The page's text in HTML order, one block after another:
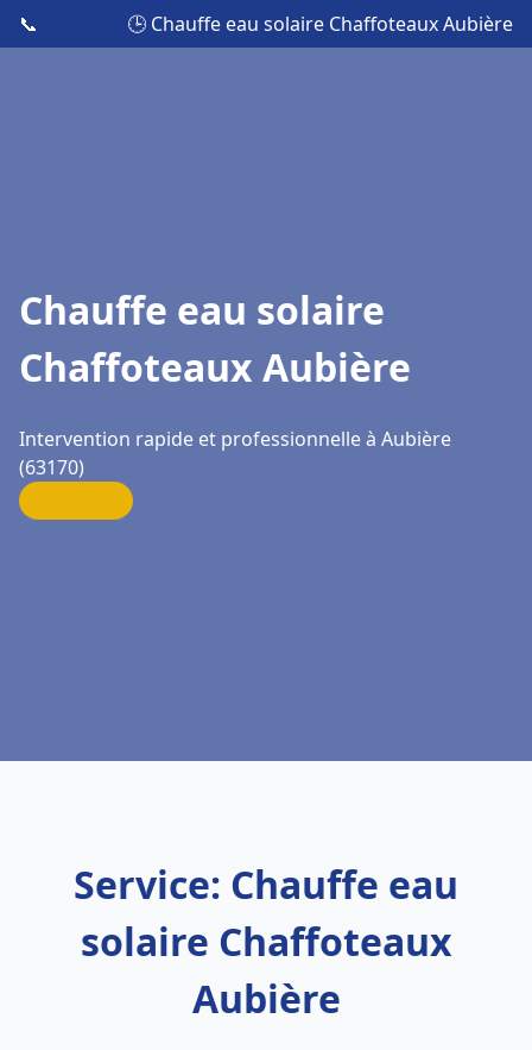
📞 🕒 Chauffe eau solaire Chaffoteaux Aubière
Chauffe eau solaire
Chaffoteaux Aubière
Intervention rapide et professionnelle à Aubière
(63170)
Service: Chauffe eau
solaire Chaffoteaux
Aubière